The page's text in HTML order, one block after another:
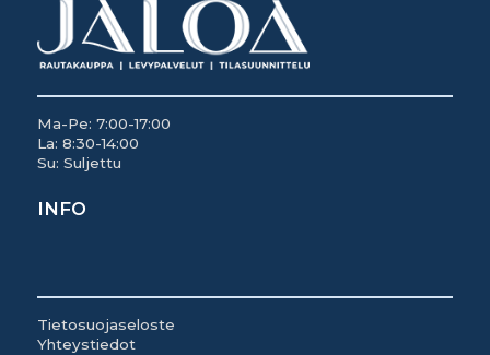
Ma-Pe: 7:00-17:00
La: 8:30-14:00
Su: Suljettu
INFO
Tietosuojaseloste
Yhteystiedot